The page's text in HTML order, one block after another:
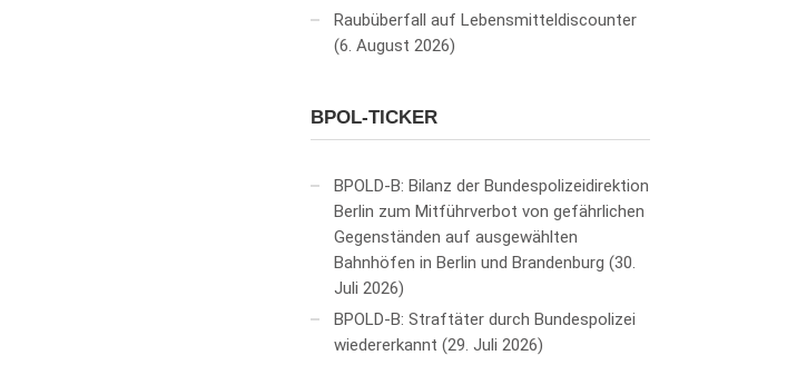
Raubüberfall auf Lebensmitteldiscounter
6. August 2026
BPOL-TICKER
BPOLD-B: Bilanz der Bundespolizeidirektion
Berlin zum Mitführverbot von gefährlichen
Gegenständen auf ausgewählten
Bahnhöfen in Berlin und Brandenburg 30.
Juli 2026
BPOLD-B: Straftäter durch Bundespolizei
wiedererkannt 29. Juli 2026